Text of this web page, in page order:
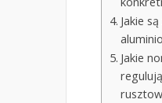
Jakie
Jakie